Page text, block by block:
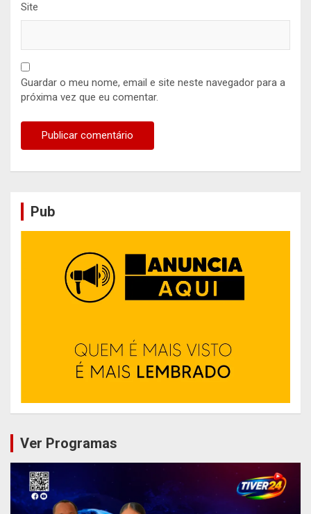
Site
Guardar o meu nome, email e site neste navegador para a
próxima vez que eu comentar.
Pub
Ver Programas